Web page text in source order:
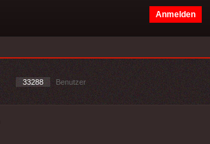
33288 Benutzer